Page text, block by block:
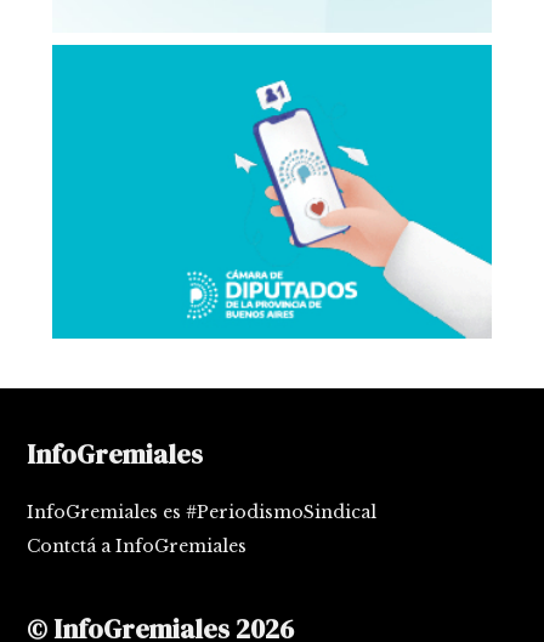
InfoGremiales
InfoGremiales es #PeriodismoSindical
Contctá a InfoGremiales
© InfoGremiales 2026